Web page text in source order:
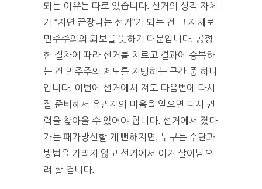
되는 이유는 따로 있습니다. 선거의 성격 자체
가 “지면 끝장나는 선거”가 되는 건 그 자체로
민주주의의 퇴보를 뜻하기 때문입니다. 공정
한 절차에 따라 선거를 치르고 결과에 승복하
는 건 민주주의 제도를 지탱하는 근간 중 하나
입니다. 이번에 선거에서 져도 다음번에 다시
잘 준비해서 유권자의 마음을 얻으면 다시 권
력을 찾아올 수 있어야 합니다. 선거에서 졌다
가는 패가망신할 게 뻔해지면, 누구든 수단과
방법을 가리지 않고 선거에서 이겨 살아남으
려 할 겁니다.